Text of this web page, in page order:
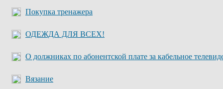
Покупка тренажера
ОДЕЖДА ДЛЯ ВСЕХ!
О должниках по абонентской плате за кабельное
Вязание